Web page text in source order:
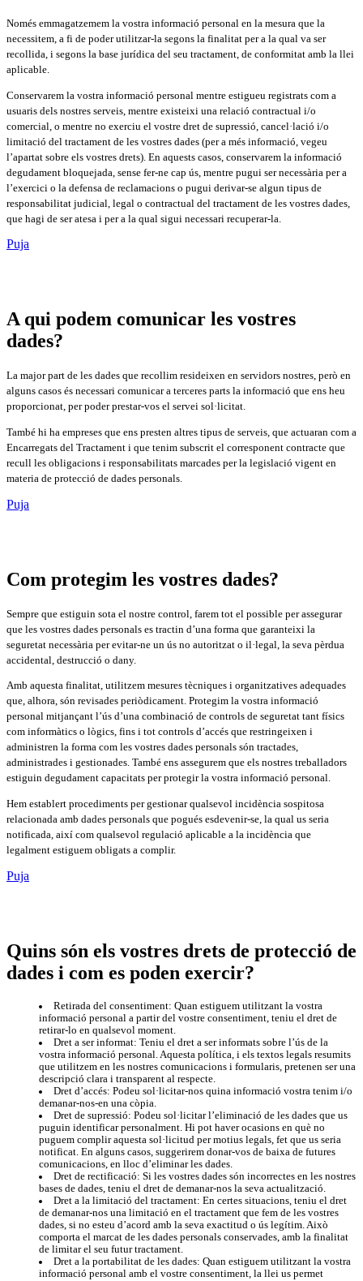
Només emmagatzemem la vostra informació personal en la mesura que la
necessitem, a fi de poder utilitzar-la segons la finalitat per a la qual va ser
recollida, i segons la base jurídica del seu tractament, de conformitat amb la llei
aplicable.
Conservarem la vostra informació personal mentre estigueu registrats com a
usuaris dels nostres serveis, mentre existeixi una relació contractual i/o
comercial, o mentre no exerciu el vostre dret de supressió, cancel·lació i/o
limitació del tractament de les vostres dades (per a més informació, vegeu
l’apartat sobre els vostres drets). En aquests casos, conservarem la informació
degudament bloquejada, sense fer-ne cap ús, mentre pugui ser necessària per a
l’exercici o la defensa de reclamacions o pugui derivar-se algun tipus de
responsabilitat judicial, legal o contractual del tractament de les vostres dades,
que hagi de ser atesa i per a la qual sigui necessari recuperar-la.
Puja
A qui podem comunicar les vostres
dades?
La major part de les dades que recollim resideixen en servidors nostres, però en
alguns casos és necessari comunicar a terceres parts la informació que ens heu
proporcionat, per poder prestar-vos el servei sol·licitat.
També hi ha empreses que ens presten altres tipus de serveis, que actuaran com a
Encarregats del Tractament i que tenim subscrit el corresponent contracte que
recull les obligacions i responsabilitats marcades per la legislació vigent en
materia de protecció de dades personals.
Puja
Com protegim les vostres dades?
Sempre que estiguin sota el nostre control, farem tot el possible per assegurar
que les vostres dades personals es tractin d’una forma que garanteixi la
seguretat necessària per evitar-ne un ús no autoritzat o il·legal, la seva pèrdua
accidental, destrucció o dany.
Amb aquesta finalitat, utilitzem mesures tècniques i organitzatives adequades
que, alhora, són revisades periòdicament. Protegim la vostra informació
personal mitjançant l’ús d’una combinació de controls de seguretat tant físics
com informàtics o lògics, fins i tot controls d’accés que restringeixen i
administren la forma com les vostres dades personals són tractades,
administrades i gestionades. També ens assegurem que els nostres treballadors
estiguin degudament capacitats per protegir la vostra informació personal.
Hem establert procediments per gestionar qualsevol incidència sospitosa
relacionada amb dades personals que pogués esdevenir-se, la qual us seria
notificada, així com qualsevol regulació aplicable a la incidència que
legalment estiguem obligats a complir.
Puja
Quins són els vostres drets de protecció de
dades i com es poden exercir?
Retirada del consentiment: Quan estiguem utilitzant la vostra
informació personal a partir del vostre consentiment, teniu el dret de
retirar-lo en qualsevol moment.
Dret a ser informat: Teniu el dret a ser informats sobre l’ús de la
vostra informació personal. Aquesta política, i els textos legals resumits
que utilitzem en les nostres comunicacions i formularis, pretenen ser una
descripció clara i transparent al respecte.
Dret d’accés: Podeu sol·licitar-nos quina informació vostra tenim i/o
demanar-nos-en una còpia.
Dret de supressió: Podeu sol·licitar l’eliminació de les dades que us
puguin identificar personalment. Hi pot haver ocasions en què no
puguem complir aquesta sol·licitud per motius legals, fet que us seria
notificat. En alguns casos, suggerirem donar-vos de baixa de futures
comunicacions, en lloc d’eliminar les dades.
Dret de rectificació: Si les vostres dades són incorrectes en les nostres
bases de dades, teniu el dret de demanar-nos la seva actualització.
Dret a la limitació del tractament: En certes situacions, teniu el dret
de demanar-nos una limitació en el tractament que fem de les vostres
dades, si no esteu d’acord amb la seva exactitud o ús legítim. Això
comporta el marcat de les dades personals conservades, amb la finalitat
de limitar el seu futur tractament.
Dret a la portabilitat de les dades: Quan estiguem utilitzant la vostra
informació personal amb el vostre consentiment, la llei us permet